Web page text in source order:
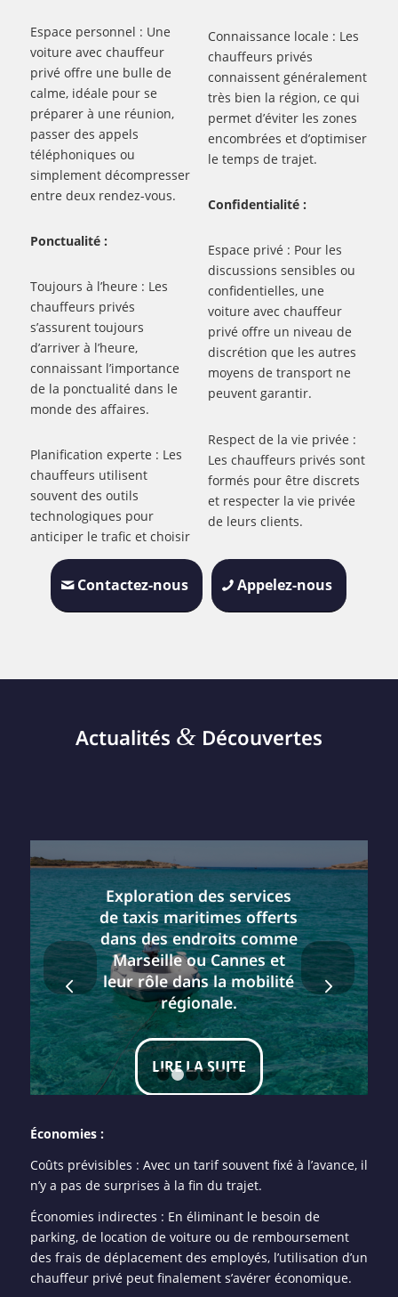
Espace personnel : Une
voiture avec chauffeur
privé offre une bulle de
calme, idéale pour se
préparer à une réunion,
passer des appels
téléphoniques ou
simplement décompresser
entre deux rendez-vous.
Ponctualité :
Toujours à l’heure : Les
chauffeurs privés
s’assurent toujours
d’arriver à l’heure,
connaissant l’importance
de la ponctualité dans le
monde des affaires.
Planification experte : Les
chauffeurs utilisent
souvent des outils
technologiques pour
anticiper le trafic et choisir
Connaissance locale : Les
chauffeurs privés
connaissent généralement
très bien la région, ce qui
permet d’éviter les zones
encombrées et d’optimiser
le temps de trajet.
Confidentialité :
Espace privé : Pour les
discussions sensibles ou
confidentielles, une
voiture avec chauffeur
privé offre un niveau de
discrétion que les autres
moyens de transport ne
peuvent garantir.
Respect de la vie privée :
Les chauffeurs privés sont
formés pour être discrets
et respecter la vie privée
de leurs clients.
Contactez-nous Appelez-nous
Actualités &Découvertes
Exploration des services
de taxis maritimes offerts
dans des endroits comme
Marseille ou Cannes et
leur rôle dans la mobilité
régionale.
LIRE LA SUITE
Suivant
1 2 4 5 6
Économies :
Coûts prévisibles : Avec un tarif souvent fixé à l’avance, il
n’y a pas de surprises à la fin du trajet.
Économies indirectes : En éliminant le besoin de
parking, de location de voiture ou de remboursement
des frais de déplacement des employés, l’utilisation d’un
chauffeur privé peut finalement s’avérer économique.